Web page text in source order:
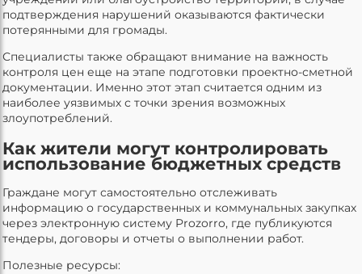
подтверждения нарушений оказываются фактически
потерянными для громады.
Специалисты также обращают внимание на важность
контроля цен еще на этапе подготовки проектно-сметной
документации. Именно этот этап считается одним из
наиболее уязвимых с точки зрения возможных
злоупотреблений.
Как жители могут контролировать
использование бюджетных средств
Граждане могут самостоятельно отслеживать
информацию о государственных и коммунальных закупках
через электронную систему Prozorro, где публикуются
тендеры, договоры и отчеты о выполнении работ.
Полезные ресурсы: